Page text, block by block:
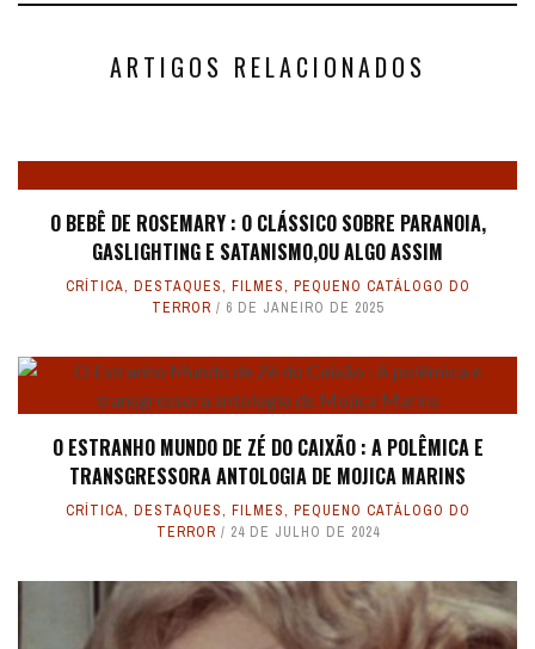
ARTIGOS RELACIONADOS
O BEBÊ DE ROSEMARY : O CLÁSSICO SOBRE PARANOIA,
GASLIGHTING E SATANISMO,OU ALGO ASSIM
CRÍTICA, DESTAQUES, FILMES, PEQUENO CATÁLOGO DO
TERROR
6 DE JANEIRO DE 2025
O ESTRANHO MUNDO DE ZÉ DO CAIXÃO : A POLÊMICA E
TRANSGRESSORA ANTOLOGIA DE MOJICA MARINS
CRÍTICA, DESTAQUES, FILMES, PEQUENO CATÁLOGO DO
TERROR
24 DE JULHO DE 2024